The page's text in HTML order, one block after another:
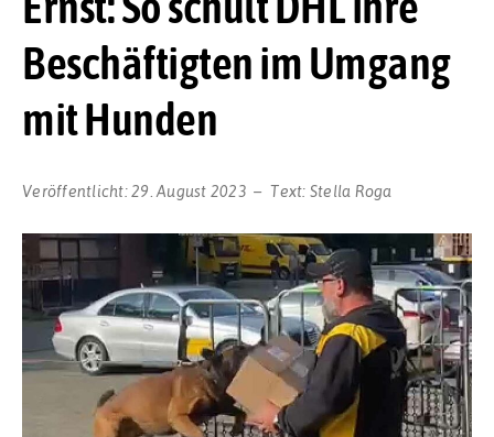
Beschäftigten im Umgang
mit Hunden
Veröffentlicht:29. August 2023 Text: Stella Roga